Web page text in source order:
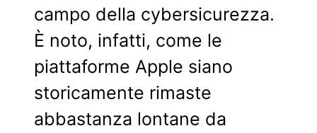
campo della cybersicurezza.
È noto, infatti, come le
piattaforme Apple siano
storicamente rimaste
abbastanza lontane da